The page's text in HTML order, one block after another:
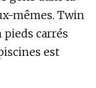
mêmes. Twin
pieds carrés
est